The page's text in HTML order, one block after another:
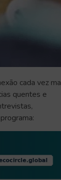
cada vez
quentes e